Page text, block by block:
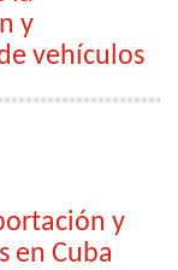
y
vehículos
y
en Cuba